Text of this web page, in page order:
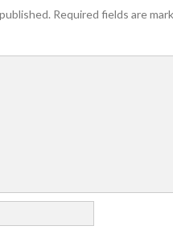
Required fields are